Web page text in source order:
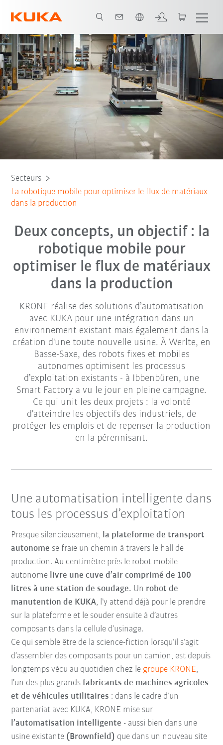
Smart Factory Flux de matériaux avec KMP Tous les partenaires du
Secteurs
La robotique mobile pour optimiser le flux de matériaux
dans la production
Deux concepts, un objectif : la
robotique mobile pour
optimiser le flux de matériaux
dans la production
KRONE réalise des solutions d’automatisation
avec KUKA pour une intégration dans un
environnement existant mais également dans la
création d'une toute nouvelle usine. À Werlte, en
Basse-Saxe, des robots fixes et mobiles
autonomes optimisent les processus
d’exploitation existants - à Ibbenbüren, une
Smart Factory a vu le jour en pleine campagne.
Ce qui unit les deux projets : la volonté
d'atteindre les objectifs des industriels, de
protéger les emplois et de repenser la production
en la pérennisant.
Une automatisation intelligente dans
tous les processus d’exploitation
Presque silencieusement, la plateforme de transport
autonome se fraie un chemin à travers le hall de
production. Au centimètre près le robot mobile
autonome livre une cuve d’air comprimé de 100
litres à une station de soudage. Un robot de
manutention de KUKA, l’y attend déjà pour le prendre
sur la plateforme et le souder ensuite à d’autres
composants dans la cellule d’usinage.
Ce qui semble être de la science-fiction lorsqu’il s’agit
d’assembler des composants pour un camion, est depuis
longtemps vécu au quotidien chez legroupe KRONE,
l’un des plus grandsfabricants de machines agricoles
et de véhicules utilitaires : dans le cadre d’un
partenariat avec KUKA, KRONE mise sur
l’automatisation intelligente - aussi bien dans une
usine existante (Brownfield) que dans un nouveau site